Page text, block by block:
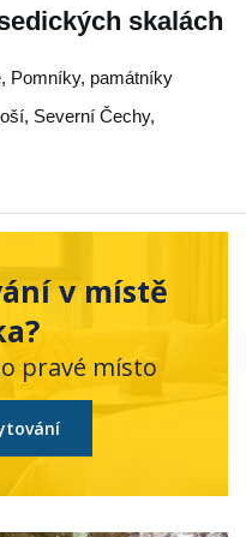
skalách
Pomníky, památníky
, Severní Čechy,
v místě
pravé místo